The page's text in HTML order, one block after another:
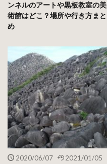
ンネルのアートや黒板教室の美
術館はどこ？場所や行き方まと
め
2020/06/07 2021/01/05